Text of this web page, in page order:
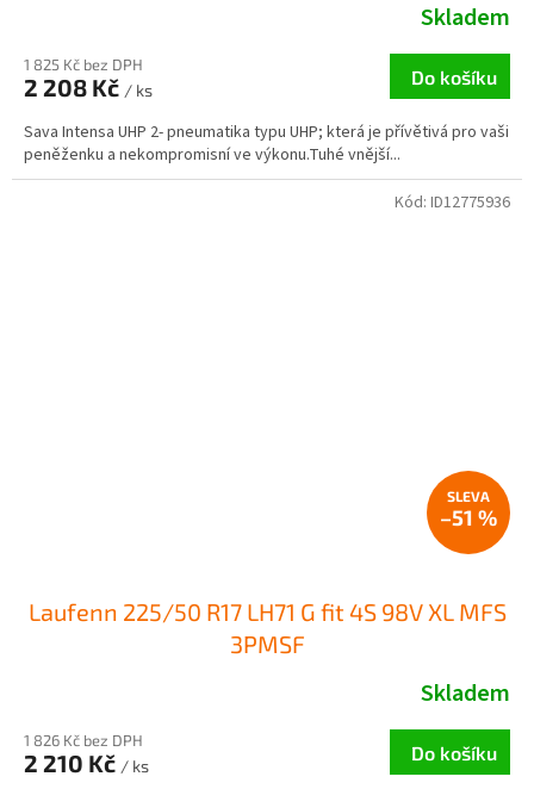
Skladem
1 825 Kč bez DPH
2 208 Kč / ks
Do košíku
Sava Intensa UHP 2- pneumatika typu UHP; která je přívětivá pro vaši
peněženku a nekompromisní ve výkonu.Tuhé vnější...
–51 %
Laufenn 225/50 R17 LH71 G fit 4S 98V XL MFS
3PMSF
Skladem
1 826 Kč bez DPH
2 210 Kč / ks
Do košíku
Kód: ID12775936